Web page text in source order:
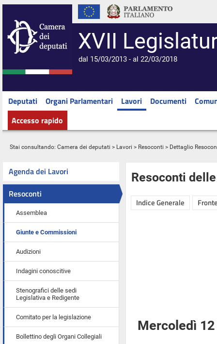
XVII
dal 15/03/2013 - al 22/03/2018
Deputati Organi Parlamentari Lavori Documenti
Accesso rapido
Stai consultando: Camera dei deputati > Lavori > Resoconti > Dettaglio
Agenda dei Lavori
Resoconti
Assemblea
Giunte e Commissioni
Audizioni
Indagini conoscitive
Stenografici delle sedi
Legislativa e Redigente
Comitato per la legislazione
Bollettino degli Organi Collegiali
Resoconti
Indice Generale
Mercoledì